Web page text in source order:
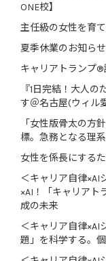
ONE校】
主任級の女性を育
夏季休業のお知らせ
キャリアトランプ
『1日完結！大人
す＠名古屋(ウィル
「女性版骨太の方
標。急務となる理
女性を係長にする
＜キャリア自律×AI
×AI！「キャリアト
成の未来
＜キャリア自律×AI
題」を科学する。